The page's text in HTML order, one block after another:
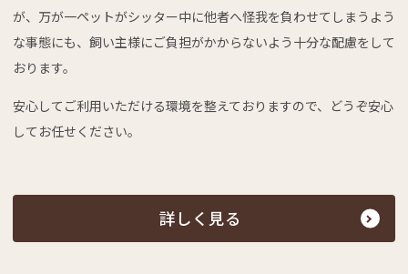
が、万が一ペットがシッター中に他者へ怪我を負わせてしまうよう
な事態にも、飼い主様にご負担がかからないよう十分な配慮をして
おります。
安心してご利用いただける環境を整えておりますので、どうぞ安心
してお任せください。
詳しく見る